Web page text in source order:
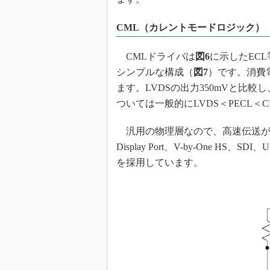
CML（カレントモードロジック）
CMLドライバは 図6に示した
シンプルな構成（ 図7）です。消費
ます。LVDSの出力350mVと比較
ついては一般的にLVDS＜PECL＜
汎用の物理層なので、高速伝送
Display Port、V-by-One HS、SDI
を採用しています。